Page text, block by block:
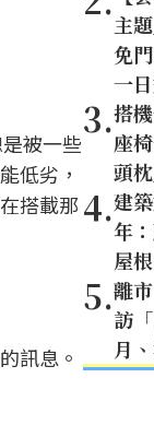
被一些
低劣，
搭載那
訊息。
主
免
一
3.搭
座
頭
4.建
年
屋
5.離
訪
月